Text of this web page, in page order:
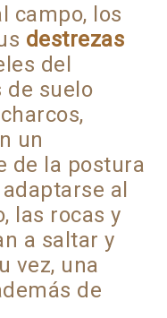
campo, los
destrezas
del
de suelo
un
de la postura
al
las rocas y
a saltar y
vez, una
de